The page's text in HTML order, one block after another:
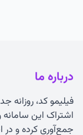
درباره ما
فیلیمو کد، روزانه
اشتراک این سامانه
جمع‌آوری کرده و در